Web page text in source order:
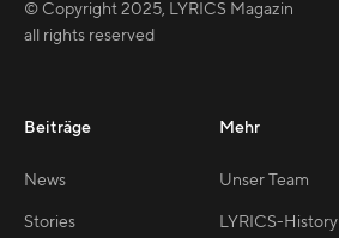
© Copyright2025, LYRICS Magazin
all rights reserved
Beiträge
News
Stories
Mehr
Unser Team
LYRICS-History